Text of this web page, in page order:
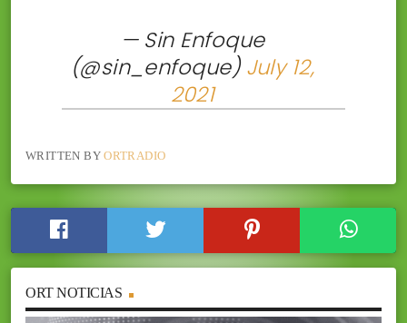
— Sin Enfoque
(@sin_enfoque)July 12,
2021
WRITTEN BYORTRADIO
ORT NOTICIAS